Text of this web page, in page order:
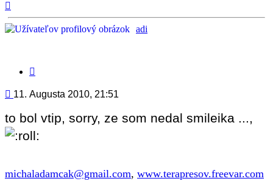
adi
Príspevok
11. Augusta 2010, 21:51
to bol vtip, sorry, ze som nedal smileika ...,
michaladamcak@gmail.com, www.terapresov.freevar.com